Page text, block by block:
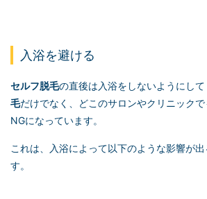
入浴を避ける
セルフ脱毛の直後は入浴をしないようにして
毛だけでなく、どこのサロンやクリニック
NGになっています。
これは、入浴によって以下のような影響が
す。